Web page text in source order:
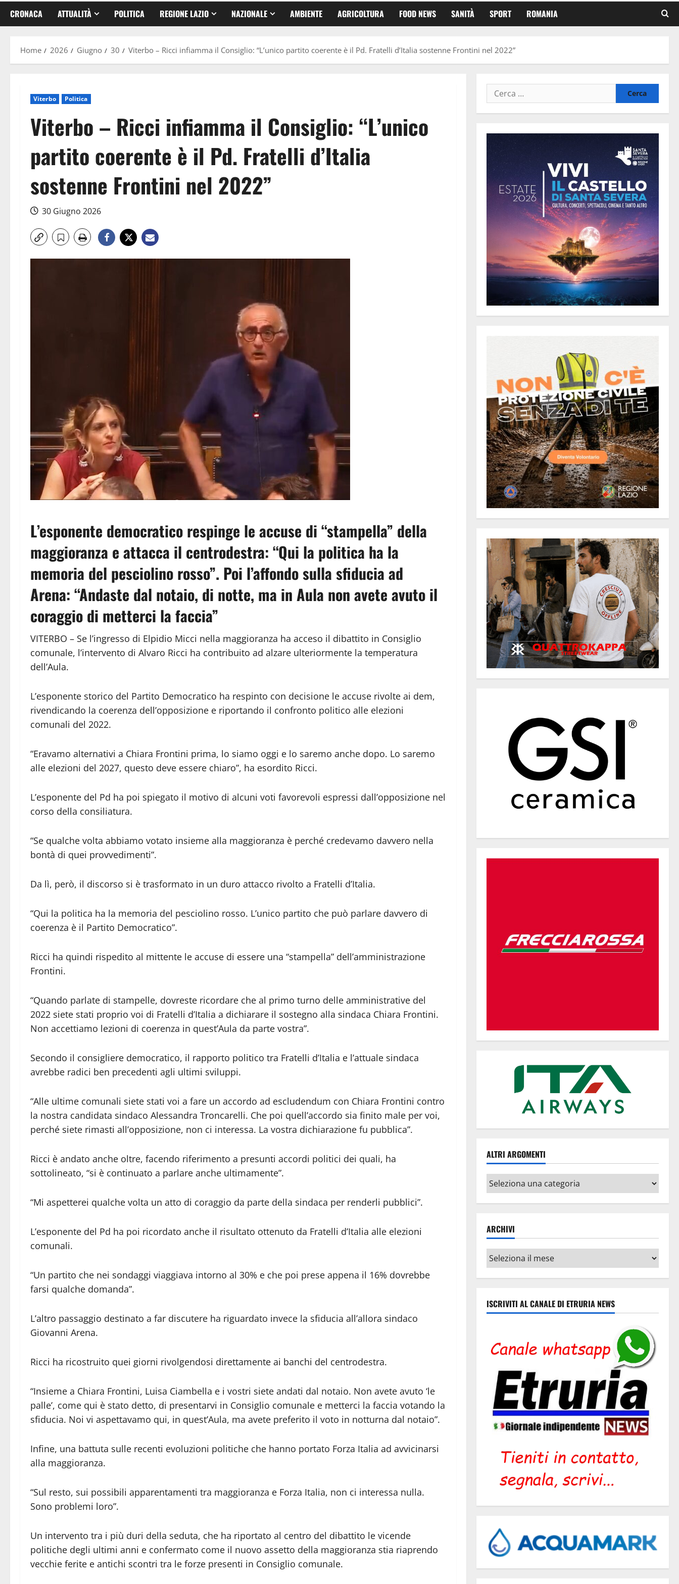
CRONACA ATTUALITÀ POLITICA REGIONE LAZIO NAZIONALE AMBIENTE AGRICOLTURA FOOD NEWS SANITÀ SPORT ROMANIA
Home 2026 Giugno 30 Viterbo – Ricci infiamma il Consiglio: “L’unico partito coerente è il Pd. Fratelli d’Italia sostenne Frontini nel 2022”
Viterbo Politica
Viterbo – Ricci infiamma il Consiglio: “L’unico
partito coerente è il Pd. Fratelli d’Italia
sostenne Frontini nel 2022”
30 Giugno 2026
L’esponente democratico respinge le accuse di “stampella” della
maggioranza e attacca il centrodestra: “Qui la politica ha la
memoria del pesciolino rosso”. Poi l’affondo sulla sfiducia ad
Arena: “Andaste dal notaio, di notte, ma in Aula non avete avuto il
coraggio di metterci la faccia”
VITERBO – Se l’ingresso di Elpidio Micci nella maggioranza ha acceso il dibattito in Consiglio
comunale, l’intervento di Alvaro Ricci ha contribuito ad alzare ulteriormente la temperatura
dell’Aula.
L’esponente storico del Partito Democratico ha respinto con decisione le accuse rivolte ai dem,
rivendicando la coerenza dell’opposizione e riportando il confronto politico alle elezioni
comunali del 2022.
“Eravamo alternativi a Chiara Frontini prima, lo siamo oggi e lo saremo anche dopo. Lo saremo
alle elezioni del 2027, questo deve essere chiaro”, ha esordito Ricci.
L’esponente del Pd ha poi spiegato il motivo di alcuni voti favorevoli espressi dall’opposizione nel
corso della consiliatura.
“Se qualche volta abbiamo votato insieme alla maggioranza è perché credevamo davvero nella
bontà di quei provvedimenti”.
Da lì, però, il discorso si è trasformato in un duro attacco rivolto a Fratelli d’Italia.
“Qui la politica ha la memoria del pesciolino rosso. L’unico partito che può parlare davvero di
coerenza è il Partito Democratico”.
Ricci ha quindi rispedito al mittente le accuse di essere una “stampella” dell’amministrazione
Frontini.
“Quando parlate di stampelle, dovreste ricordare che al primo turno delle amministrative del
2022 siete stati proprio voi di Fratelli d’Italia a dichiarare il sostegno alla sindaca Chiara Frontini.
Non accettiamo lezioni di coerenza in quest’Aula da parte vostra”.
Secondo il consigliere democratico, il rapporto politico tra Fratelli d’Italia e l’attuale sindaca
avrebbe radici ben precedenti agli ultimi sviluppi.
“Alle ultime comunali siete stati voi a fare un accordo ad escludendum con Chiara Frontini contro
la nostra candidata sindaco Alessandra Troncarelli. Che poi quell’accordo sia finito male per voi,
perché siete rimasti all’opposizione, non ci interessa. La vostra dichiarazione fu pubblica”.
Ricci è andato anche oltre, facendo riferimento a presunti accordi politici dei quali, ha
sottolineato, “si è continuato a parlare anche ultimamente”.
“Mi aspetterei qualche volta un atto di coraggio da parte della sindaca per renderli pubblici”.
L’esponente del Pd ha poi ricordato anche il risultato ottenuto da Fratelli d’Italia alle elezioni
comunali.
“Un partito che nei sondaggi viaggiava intorno al 30% e che poi prese appena il 16% dovrebbe
farsi qualche domanda”.
L’altro passaggio destinato a far discutere ha riguardato invece la sfiducia all’allora sindaco
Giovanni Arena.
Ricci ha ricostruito quei giorni rivolgendosi direttamente ai banchi del centrodestra.
“Insieme a Chiara Frontini, Luisa Ciambella e i vostri siete andati dal notaio. Non avete avuto ‘le
palle’, come qui è stato detto, di presentarvi in Consiglio comunale e metterci la faccia votando la
sfiducia. Noi vi aspettavamo qui, in quest’Aula, ma avete preferito il voto in notturna dal notaio”.
Infine, una battuta sulle recenti evoluzioni politiche che hanno portato Forza Italia ad avvicinarsi
alla maggioranza.
“Sul resto, sui possibili apparentamenti tra maggioranza e Forza Italia, non ci interessa nulla.
Sono problemi loro”.
Un intervento tra i più duri della seduta, che ha riportato al centro del dibattito le vicende
politiche degli ultimi anni e confermato come il nuovo assetto della maggioranza stia riaprendo
vecchie ferite e antichi scontri tra le forze presenti in Consiglio comunale.
Ricerca
per:
ALTRI ARGOMENTI
Altri
argomenti
ARCHIVI
Archivi
ISCRIVITI AL CANALE DI ETRURIA NEWS